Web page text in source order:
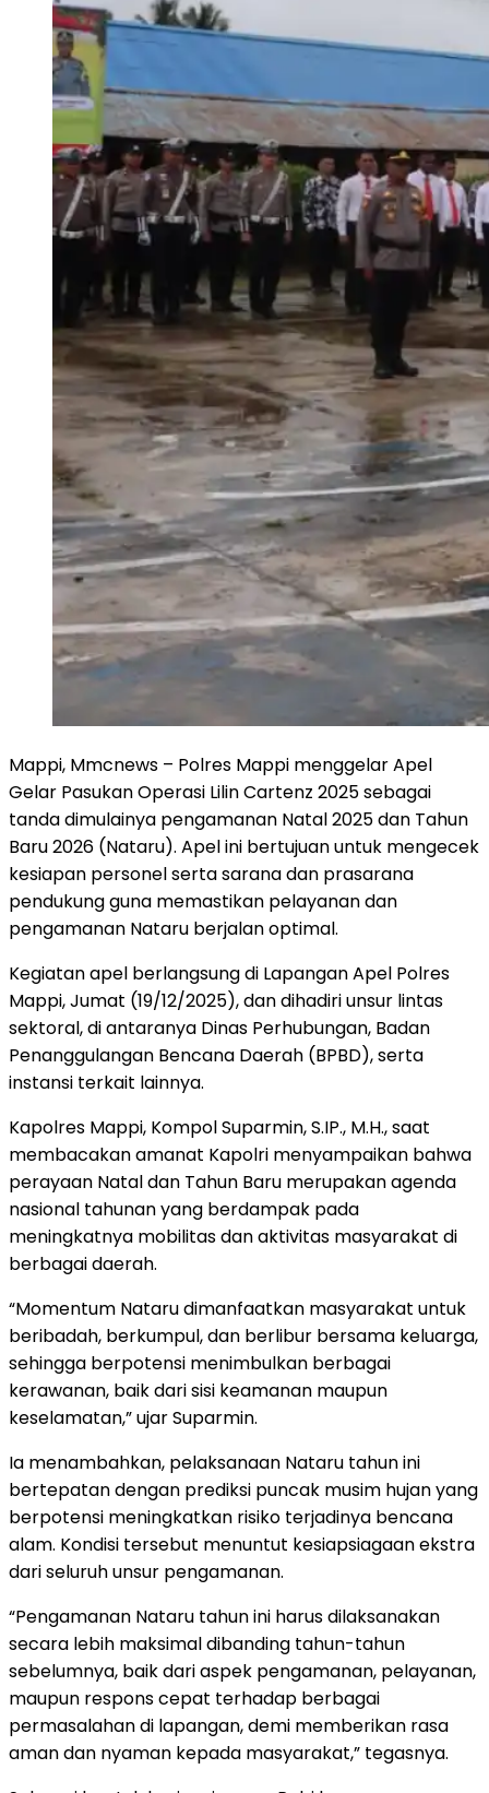
Mappi, Mmcnews – Polres Mappi menggelar Apel
Gelar Pasukan Operasi Lilin Cartenz 2025 sebagai
tanda dimulainya pengamanan Natal 2025 dan Tahun
Baru 2026 (Nataru). Apel ini bertujuan untuk mengecek
kesiapan personel serta sarana dan prasarana
pendukung guna memastikan pelayanan dan
pengamanan Nataru berjalan optimal.
‎Kegiatan apel berlangsung di Lapangan Apel Polres
Mappi, Jumat (19/12/2025), dan dihadiri unsur lintas
sektoral, di antaranya Dinas Perhubungan, Badan
Penanggulangan Bencana Daerah (BPBD), serta
instansi terkait lainnya.
‎Kapolres Mappi, Kompol Suparmin, S.IP., M.H., saat
membacakan amanat Kapolri menyampaikan bahwa
perayaan Natal dan Tahun Baru merupakan agenda
nasional tahunan yang berdampak pada
meningkatnya mobilitas dan aktivitas masyarakat di
berbagai daerah.
‎“Momentum Nataru dimanfaatkan masyarakat untuk
beribadah, berkumpul, dan berlibur bersama keluarga,
sehingga berpotensi menimbulkan berbagai
kerawanan, baik dari sisi keamanan maupun
keselamatan,” ujar Suparmin.
‎Ia menambahkan, pelaksanaan Nataru tahun ini
bertepatan dengan prediksi puncak musim hujan yang
berpotensi meningkatkan risiko terjadinya bencana
alam. Kondisi tersebut menuntut kesiapsiagaan ekstra
dari seluruh unsur pengamanan.
‎“Pengamanan Nataru tahun ini harus dilaksanakan
secara lebih maksimal dibanding tahun-tahun
sebelumnya, baik dari aspek pengamanan, pelayanan,
maupun respons cepat terhadap berbagai
permasalahan di lapangan, demi memberikan rasa
aman dan nyaman kepada masyarakat,” tegasnya.